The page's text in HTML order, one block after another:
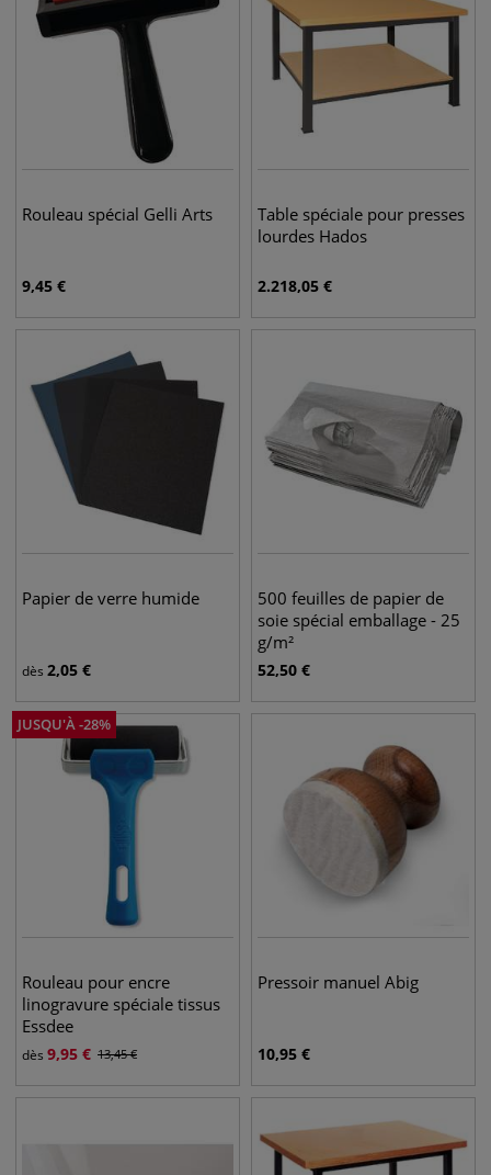
Rouleau spécial Gelli Arts
9,45 €
Table spéciale pour presses
lourdes Hados
2.218,05 €
Papier de verre humide
dès 2,05 €
500 feuilles de papier de
soie spécial emballage - 25
g/m²
52,50 €
JUSQU'À-28%
Rouleau pour encre
linogravure spéciale tissus
Essdee
dès 9,95 € 13,45€
Pressoir manuel Abig
10,95 €